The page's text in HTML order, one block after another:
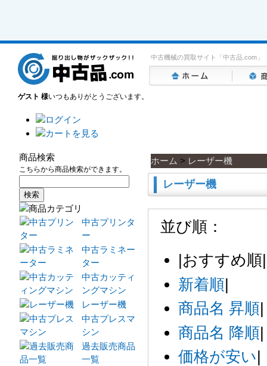
中古機械の買取サイト「中古品.com」
ゲスト 様いつもありがとうございます。
ホーム > レーザー機
レーザー機
並び順：
|おすすめ順|
新着順|
商品名 昇順|
商品名 降順|
価格が安い|
商品検索
こちらから商品検索ができます。
中古プリンタ
ー
中古ラミネー
ター
中古カッティ
ングマシン
レーザー機
中古プレスマ
シン
過去販売商品
一覧